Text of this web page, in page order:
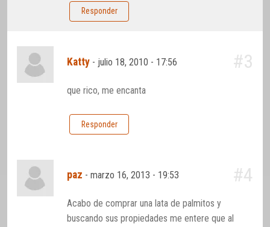
Responder
Katty - julio 18, 2010 - 17:56 #3
que rico, me encanta
Responder
paz -marzo 16, 2013 - 19:53 #4
Acabo de comprar una lata de palmitos y
buscando sus propiedades me entere que al